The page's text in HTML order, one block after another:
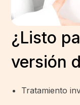
¿Listo
versión
Tratamiento